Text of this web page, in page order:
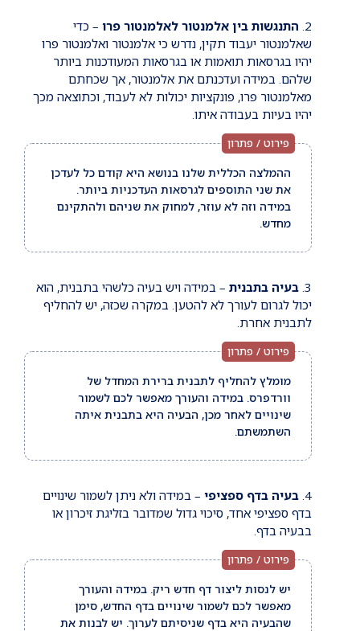
התנגשות בין אלמנטור לאלמנטור פרו – כדי
שאלמנטור יעבוד תקין, נדרש כי אלמנטור ואלמנטור פרו
יהיו בגרסאות תואמות או בגרסאות המעודכנות ביותר
שלהם. במידה ועדכנתם את אלמנטור, אך שכחתם
מאלמנטור פרו, פונקציות יכולות לא לעבוד, וכתוצאה מכך
יהיו בעיות בעבודה איתו.
ההמלצה הכללית שלנו בנושא היא קודם כל לעדכן
את שני התוספים לגרסאות העדכניות ביותר.
במידה וזה לא עוזר, למחוק את שניהם ולהתקינם
מחדש.
בעיה בתבנית – במידה ויש בעיה כלשהי בתבנית, הוא
יכול לגרום לעורך לא להטען. במקרה שכזה, יש להחליף
לתבנית אחרת.
מומלץ להחליף לתבנית ברירת המחדל של
וורדפרס. במידה והעורך מאפשר לכם לשמור
שינויים לאחר מכן, הבעיה היא בתבנית איתה
השתמשתם.
בעיה בדף ספציפי – במידה ולא ניתן לשמור שינויים
בדף ספציפי אחד, סיכוי גדול שמדובר בזליגת זיכרון או
בבעיה בדף.
יש לנסות ליצור דף חדש ריק. במידה והעורך
מאפשר לכם לשמור שינויים בדף החדש, סימן
שהבעיה היא בדף שניסיתם לערוך. יש לבנות את